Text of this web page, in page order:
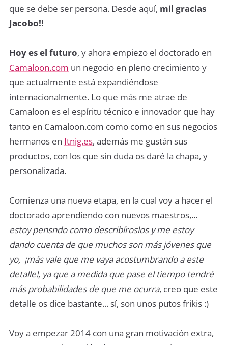
que se debe ser persona. Desde aquí, mil gracias
Jacobo!!
Hoy es el futuro, y ahora empiezo el doctorado en
Camaloon.com un negocio en pleno crecimiento y
que actualmente está expandiéndose
internacionalmente. Lo que más me atrae de
Camaloon es el espíritu técnico e innovador que hay
tanto en Camaloon.com como como en sus negocios
hermanos en Itnig.es, además me gustán sus
productos, con los que sin duda os daré la chapa, y
personalizada.
Comienza una nueva etapa, en la cual voy a hacer el
doctorado aprendiendo con nuevos maestros,...
estoy pensndo como describíroslos y me estoy
dando cuenta de que muchos son más jóvenes que
yo, ¡más vale que me vaya acostumbrando a este
detalle!, ya que a medida que pase el tiempo tendré
más probabilidades de que me ocurra, creo que este
detalle os dice bastante... sí, son unos putos frikis :)
Voy a empezar 2014 con una gran motivación extra,